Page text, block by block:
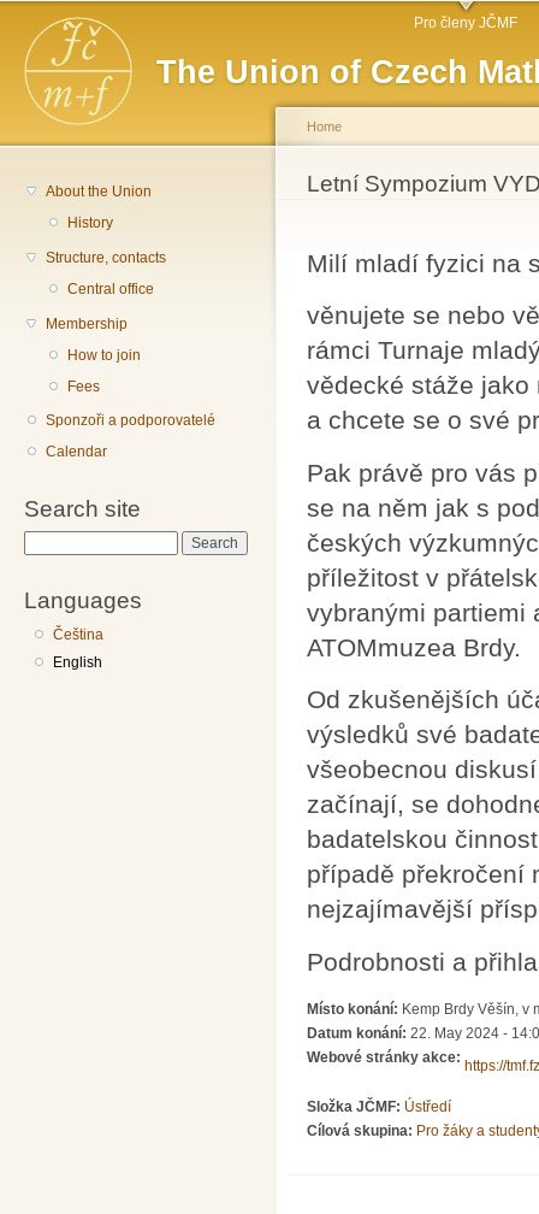
The Union of Czech
Main menu Pro členy JČMF
About the Union
History
Structure, contacts
Central office
Membership
How to join
Fees
Sponzoři a podporovatelé
Calendar
Search site
Languages
Čeština
English
You are here
Home
Letní Sympozium
Milí mladí fyzici na
věnujete se nebo
rámci Turnaje
vědecké stáže jako
a chcete se o své
Pak právě pro vás
se na něm jak s
českých
příležitost v
vybranými partiemi
ATOMmuzea Brdy.
Od zkušenějších
výsledků své
všeobecnou
začínají, se
badatelskou
případě překročení
nejzajímavější
Podrobnosti a
Místo konání: Kemp Brdy Věšín, v
Datum konání: 22. May 2024 -
Webové stránky akce:
https://
Složka JČMF: Ústředí
Cílová skupina: Pro žáky a